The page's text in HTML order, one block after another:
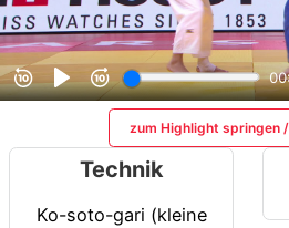
zum Highlight springen
Technik
Ko-soto-gari (kleine